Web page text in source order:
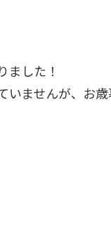
ました！
いませんが、お